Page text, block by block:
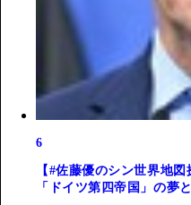
6
【#佐藤優のシン世界地
「ドイツ第四帝国」の夢